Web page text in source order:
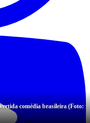
comédia brasileira (Foto: